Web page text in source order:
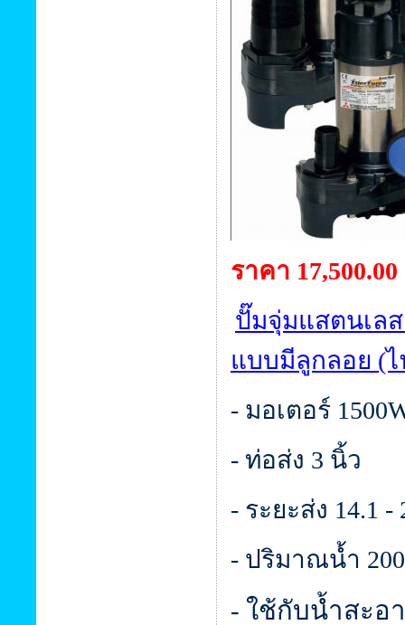
ราคา
ปั๊มจุ่มแสตนเลส
แบบมีลูกลอย (ไ
- มอเตอร์
- ท่อส่ง 3 นิ้ว
- ระยะส่ง 14.1 -
- ปริมาณน้ำ
- ใช้กับน้ำสะอ